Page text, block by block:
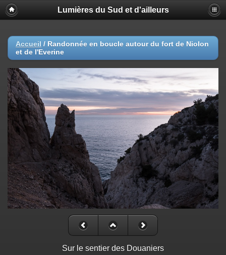
Lumières du Sud et d'ailleurs
Accueil / Randonnée en boucle autour du fort de Niolon
et de l'Everine
Sur le sentier des Douaniers